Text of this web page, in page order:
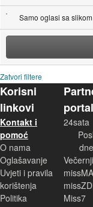
Samo oglasi sa slikom
Zatvori filtere
Korisni
linkovi
Kontakt i
pomoć
O nama
Oglašavanje
Uvjeti i pravila
korištenja
Politika
24sata
Miss7